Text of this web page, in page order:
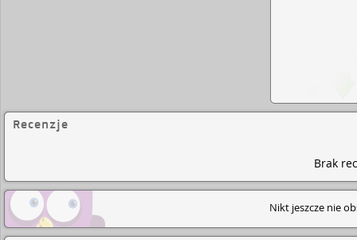
Recenzje
Brak
Nikt jeszcze nie